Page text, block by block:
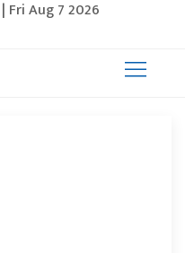
| Fri Aug 7 2026